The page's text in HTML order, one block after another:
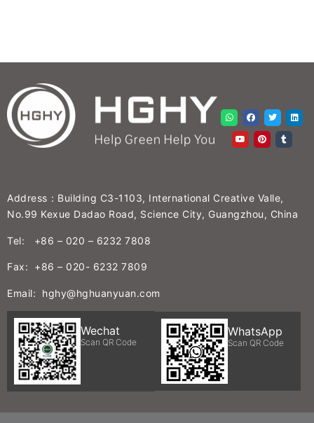
Address：Building C3-1103, International Creative Valle,
No.99 Kexue Dadao Road, Science City, Guangzhou, China
Tel: +86 – 020 – 6232 7808
Fax: +86 – 020- 6232 7809
Email: hghy@hghuanyuan.com
Wechat
Scan QR Code
WhatsApp
Scan QR Code